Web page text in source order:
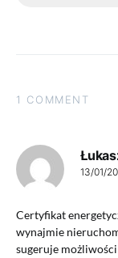
1 COMMENT
13/01/
Certyfikat
wynajmie
sugeruje